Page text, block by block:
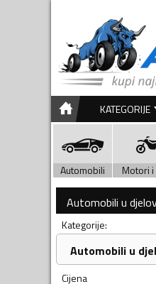
KATEGORIJE
Automobili Motori
Kategorije:
Cijena